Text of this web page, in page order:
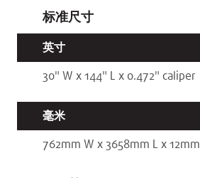
标准尺寸
英寸
30" W x 144" L x 0.472" caliper
毫米
762mm W x 3658mm L x 12mm